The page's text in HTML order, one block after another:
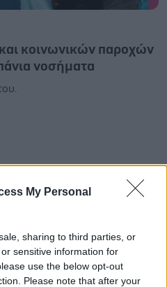
My Personal
sharing to third parties, or
sensitive information for
use the below opt-out
Please note that after your
κοινωνικών παροχών
νοσήματα